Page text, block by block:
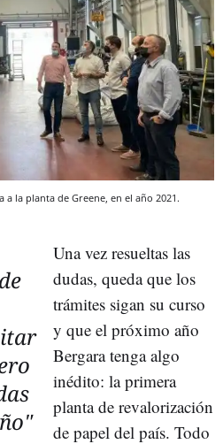
a la planta de Greene, en el año 2021.
Una vez resueltas las
dudas, queda que los
trámites sigan su curso
y que el próximo año
Bergara tenga algo
inédito: la primera
planta de revalorización
de papel del país. Todo